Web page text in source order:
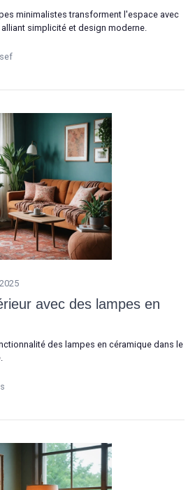
minimalistes transforment l'espace avec
simplicité et design moderne.
avec des lampes en
des lampes en céramique dans le